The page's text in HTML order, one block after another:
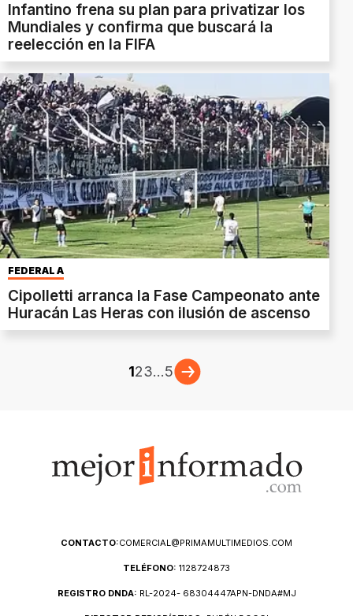
Infantino frena su plan para privatizar los
Mundiales y confirma que buscará la
reelección en la FIFA
FEDERAL A
Cipolletti arranca la Fase Campeonato ante
Huracán Las Heras con ilusión de ascenso
123...5
CONTACTO:COMERCIAL@PRIMAMULTIMEDIOS.COM
TELÉFONO: 1128724873
REGISTRO DNDA: RL-2024- 68304447APN-DNDA#MJ